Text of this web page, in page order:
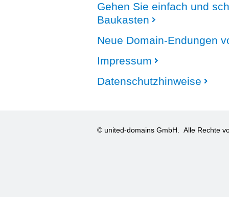
Gehen Sie einfach und
Baukasten
Neue Domain-Endungen
Impressum
Datenschutzhinweise
© united-domains GmbH. Alle Rechte